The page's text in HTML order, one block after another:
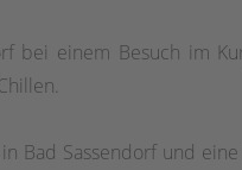
bei einem Besuch im
Bad Sassendorf und